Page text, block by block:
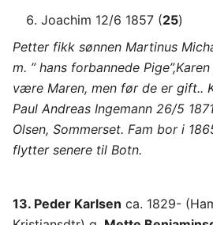
Joachim 12/6 1857 (25)
Petter fikk sønnen Martinus
m. ” hans forbannede
være Maren, men før de er gift..
Paul Andreas Ingemann 26/5
Olsen, Sommerset. Fam bor i
flytter senere til Botn.
13. Peder Karlsen ca. 1829-